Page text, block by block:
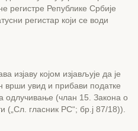
регистре Републике Србије
регистар који се води
изјаву којом изјављује да је
врши увид и прибави податке
одлучивање (члан 15. Закона о
(„Сл. гласник РС“; бр.j 87/18)).